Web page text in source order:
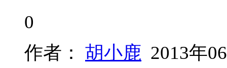
0
作者： 胡小鹿 2013年